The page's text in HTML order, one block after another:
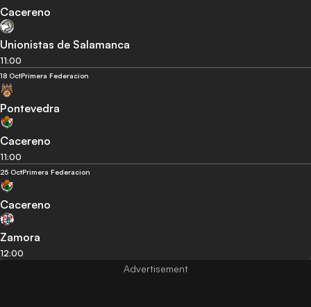
Cacereno
Unionistas de Salamanca
11:00
18 OctPrimera Federacion
Pontevedra
Cacereno
11:00
25 OctPrimera Federacion
Cacereno
Zamora
12:00